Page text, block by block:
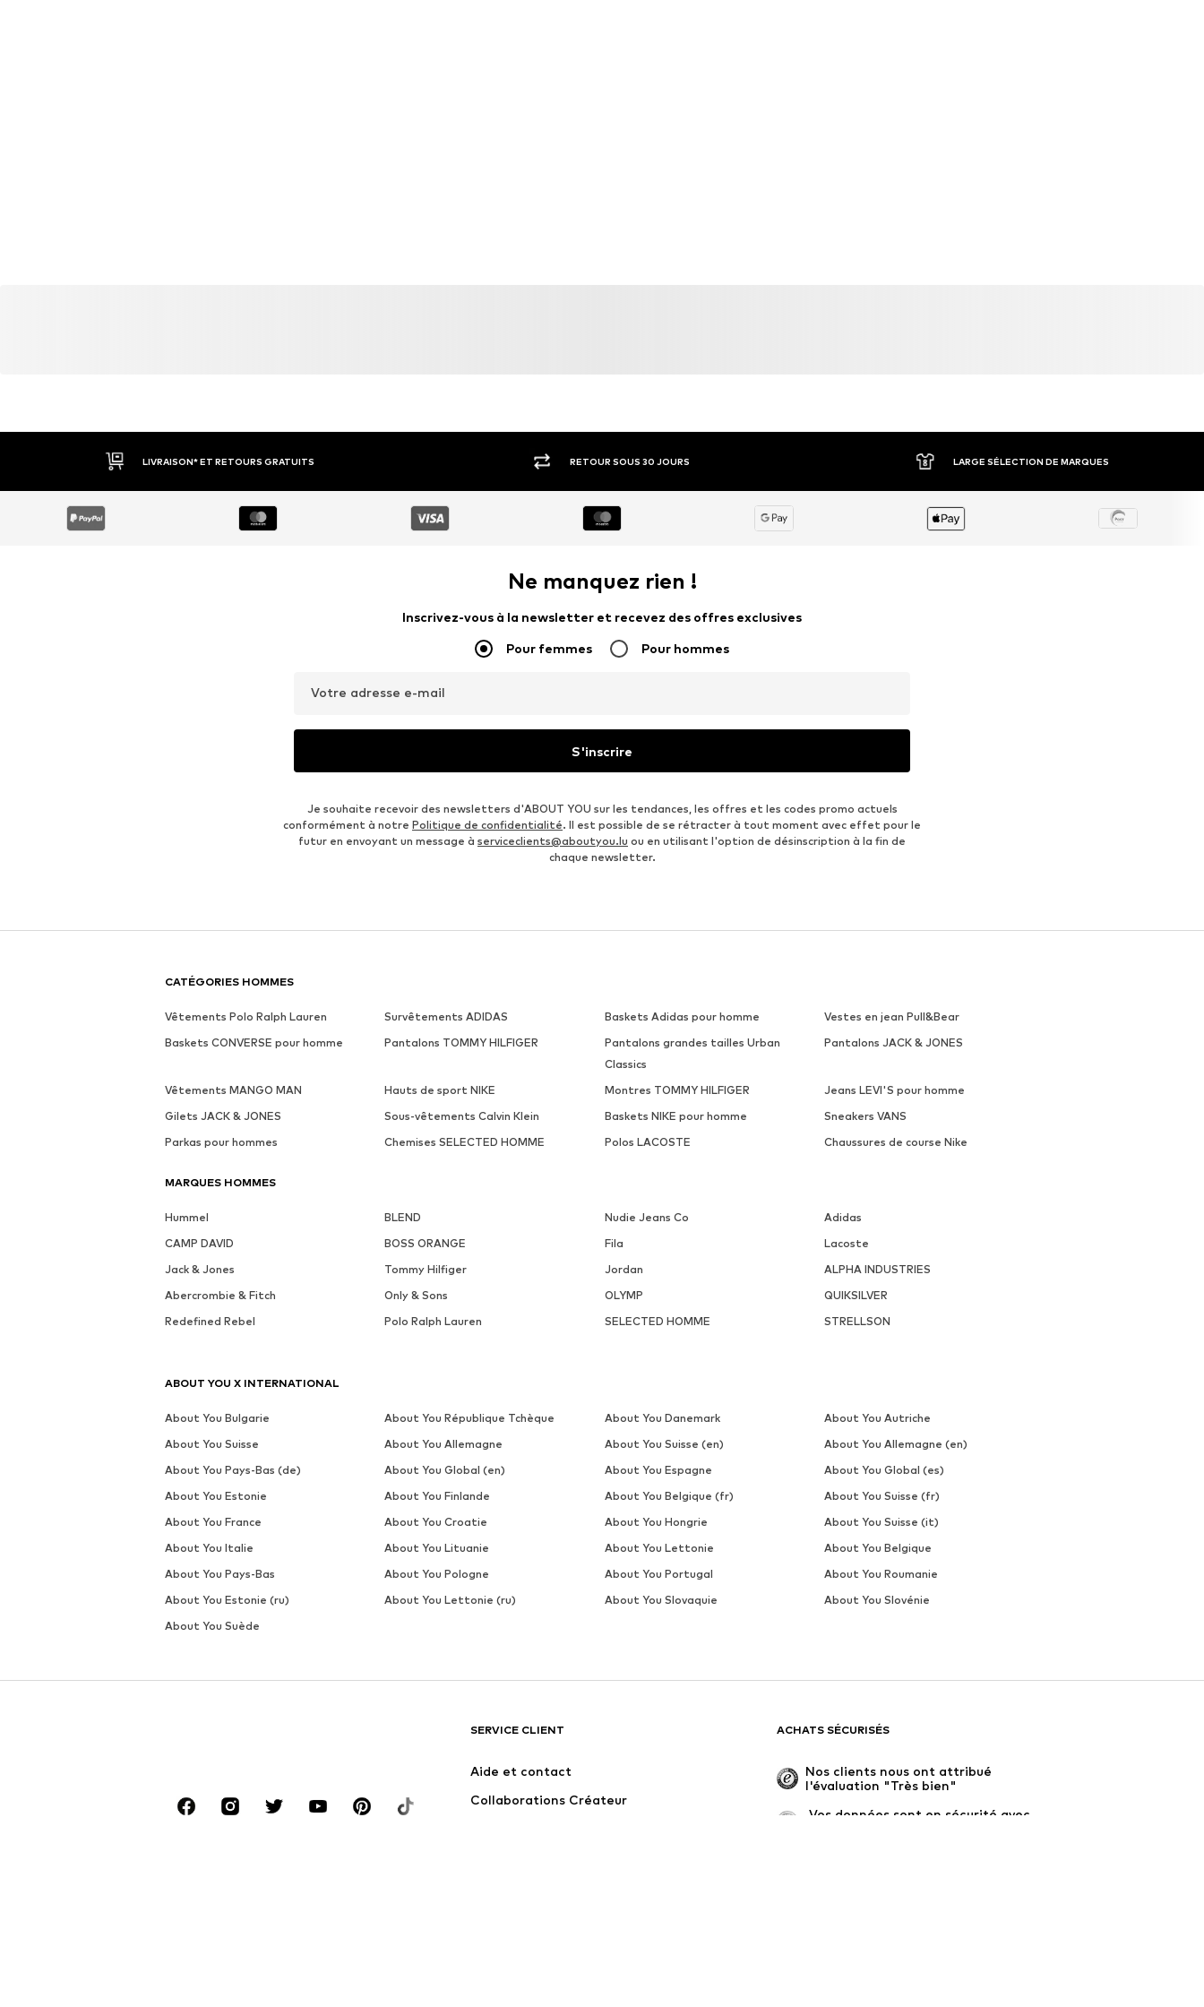
LIVRAISON* ET RETOURS GRATUITS RETOUR SOUS 30 JOURS LARGE SÉLECTION DE MARQUES
Ne manquez rien !
Inscrivez-vous à la newsletter et recevez des offres exclusives
Pour femmes Pour hommes
Votre adresse e-mail
S'inscrire
Je souhaite recevoir des newsletters d'ABOUT YOU sur les tendances, les offres et les codes promo actuels
conformément à notre Politique de confidentialité. Il est possible de se rétracter à tout moment avec effet pour le
futur en envoyant un message à serviceclients@aboutyou.lu ou en utilisant l'option de désinscription à la fin de
chaque newsletter.
CATÉGORIES HOMMES
Vêtements Polo Ralph Lauren Survêtements ADIDAS Baskets Adidas pour homme
Vestes en jean Pull&Bear
Baskets CONVERSE pour homme
Pantalons TOMMY HILFIGER
Pantalons grandes tailles Urban
Classics
Pantalons JACK & JONES
Vêtements MANGO MAN Hauts de sport NIKE Montres TOMMY HILFIGER
Jeans LEVI'S pour homme
Gilets JACK & JONES
Sous-vêtements Calvin Klein Baskets NIKE pour homme
Sneakers VANS
Parkas pour hommes
Chemises SELECTED HOMME Polos LACOSTE Chaussures de course Nike
MARQUES HOMMES
Hummel BLEND Nudie Jeans Co
Adidas
CAMP DAVID
BOSS ORANGE Fila
Lacoste
Jack & Jones
Tommy Hilfiger Jordan
ALPHA INDUSTRIES
Abercrombie & Fitch
Only & Sons OLYMP
QUIKSILVER
Redefined Rebel
Polo Ralph Lauren SELECTED HOMME STRELLSON
SERVICE CLIENT
Aide et contact
Collaborations Créateur
ACHATS SÉCURISÉS
Nos clients nous ont attribué
l'évaluation "Très bien"
ABOUT YOU X INTERNATIONAL
About You Bulgarie About You République Tchèque About You Danemark
About You Autriche
About You Suisse
About You Allemagne About You Suisse (en)
About You Allemagne (en)
About You Pays-Bas (de)
About You Global (en) About You Espagne
About You Global (es)
About You Estonie
About You Finlande About You Belgique (fr)
About You Suisse (fr)
About You France
About You Croatie About You Hongrie
About You Suisse (it)
About You Italie
About You Lituanie About You Lettonie
About You Belgique
About You Pays-Bas
About You Pologne About You Portugal
About You Roumanie
About You Estonie (ru)
About You Lettonie (ru) About You Slovaquie
About You Slovénie
About You Suède